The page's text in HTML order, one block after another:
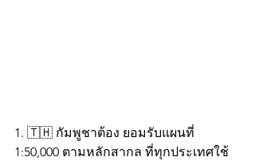
1. 🇹🇭 กัมพูชาต้อง ยอมรับแผนที่
1:50,000 ตามหลักสากล ที่ทุกประเทศใช้